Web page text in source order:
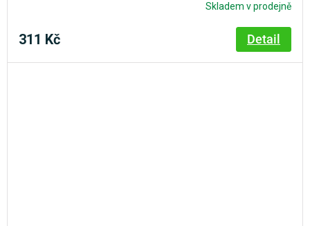
Skladem v prodejně
311 Kč Detail